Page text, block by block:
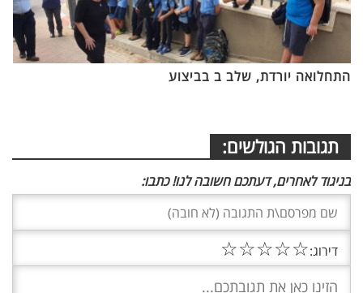
התחלואה יורדת, שלב ב בביצוע
תגובות הגולשים:
בניגוד לאחרים, דעתכם חשובה לנו! כתבו:
דירוג:☆
☆
☆
☆
☆